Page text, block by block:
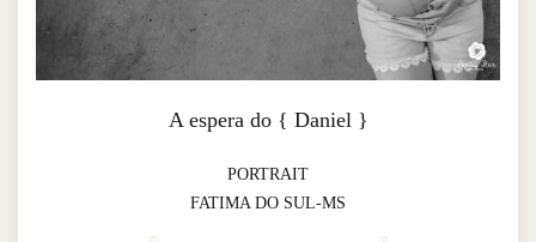
A espera do { Daniel }
PORTRAIT
FATIMA DO SUL-MS